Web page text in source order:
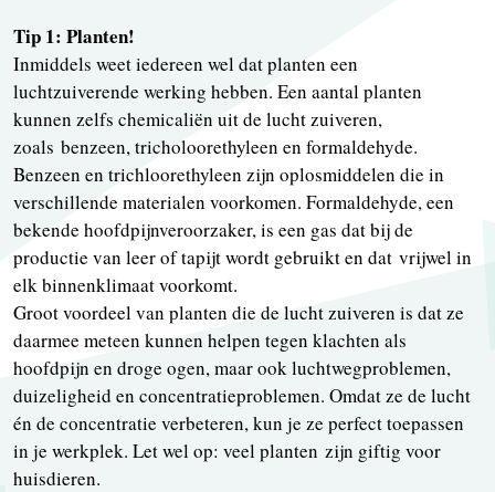
Tip 1: Planten!
Inmiddels weet iedereen wel dat planten een
luchtzuiverende werking hebben. Een aantal planten
kunnen zelfs chemicaliën uit de lucht zuiveren,
zoals benzeen, tricholoorethyleen en formaldehyde.
Benzeen en trichloorethyleen zijn oplosmiddelen die in
verschillende materialen voorkomen. Formaldehyde, een
bekende hoofdpijnveroorzaker, is een gas dat bij de
productie van leer of tapijt wordt gebruikt en dat vrijwel in
elk binnenklimaat voorkomt.
Groot voordeel van planten die de lucht zuiveren is dat ze
daarmee meteen kunnen helpen tegen klachten als
hoofdpijn en droge ogen, maar ook luchtwegproblemen,
duizeligheid en concentratieproblemen. Omdat ze de lucht
én de concentratie verbeteren, kun je ze perfect toepassen
in je werkplek. Let wel op: veel planten zijn giftig voor
huisdieren.